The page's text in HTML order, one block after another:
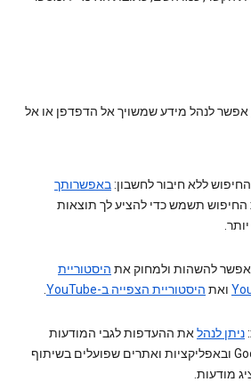
לנהל מידע שמשויך אל הדפדפן או אל
ללא חיבור לחשבון:באפשרותך
תשמש כדי להציע לך תוצאות
היסטוריית
ואת היסטוריית הצפייה ב-YouTube
ניתן לנהל את ההעדפות לגבי המודעות
שמוצגות לך ב-Google ובאפליקציות ואתרים שפועלים בשיתוף